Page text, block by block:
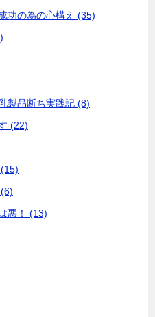
功の為の心構え (35)
製品断ち実践記 (8)
(22)
悪！ (13)